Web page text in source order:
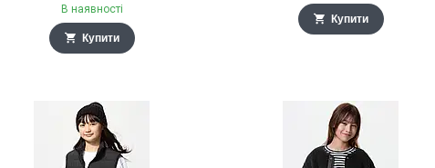
В наявності
Купити
Купити